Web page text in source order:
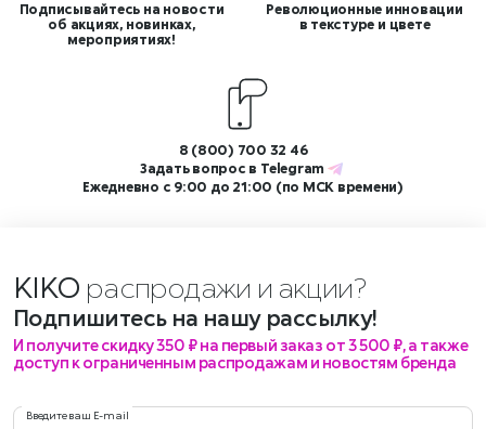
Подписывайтесь на новости
об акциях, новинках,
мероприятиях!
Революционные инновации
в текстуре и цвете
8 (800) 700 32 46
Задать вопрос в Telegram
Ежедневно с 9:00 до 21:00 (по МСК времени)
KIKO распродажи и а
Подпишитесь на нашу рассылку!
И получите скидку 350 ₽ на первый заказ от 3 500 ₽, а также
доступ к ограниченным распродажам и новостям бренда
Введите ваш E-mail